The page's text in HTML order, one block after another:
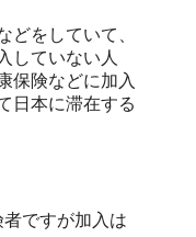
どをしていて、
していない人
保険などに加入
日本に滞在する
ですが加入は